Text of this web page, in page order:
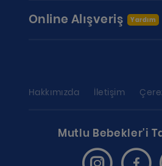
Online Alışveriş Yardım
Hakkımızda İletişim
Mutlu Bebekler'i